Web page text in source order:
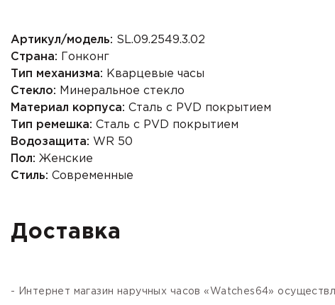
Артикул/модель: SL.09.2549.3.02
Страна: Гонконг
Тип механизма: Кварцевые часы
Стекло: Минеральное стекло
Материал корпуса: Сталь с PVD покрытием
Тип ремешка: Сталь с PVD покрытием
Водозащита: WR 50
Пол: Женские
Стиль: Современные
Доставка
- Интернет магазин наручных часов «Watches64»